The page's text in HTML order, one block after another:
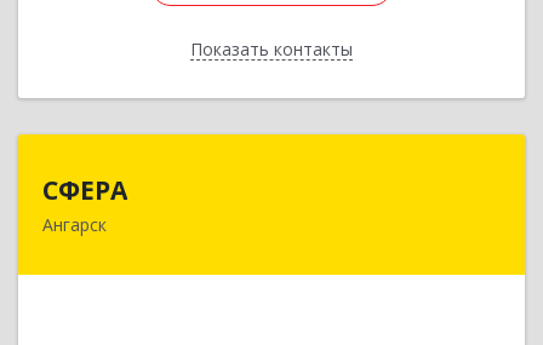
Показать контакты
Назад
СФЕРА
Ангарск665816, Иркутская обл, Ангарск г, 177-й кв-л,